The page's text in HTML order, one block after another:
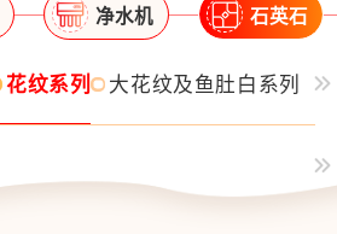
净水机 石英石
花纹系列 大花纹及鱼肚白系列